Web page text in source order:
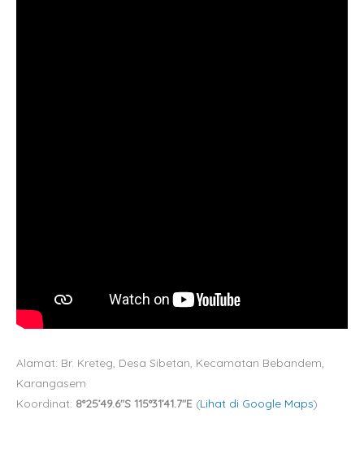
Alamat: Br. Kreteg, Desa Sibetan, Kecamatan Bebandem,
Karangasem
Koordinat: 8°25’49.6″S 115°31’41.7″E (Lihat di Google Maps)